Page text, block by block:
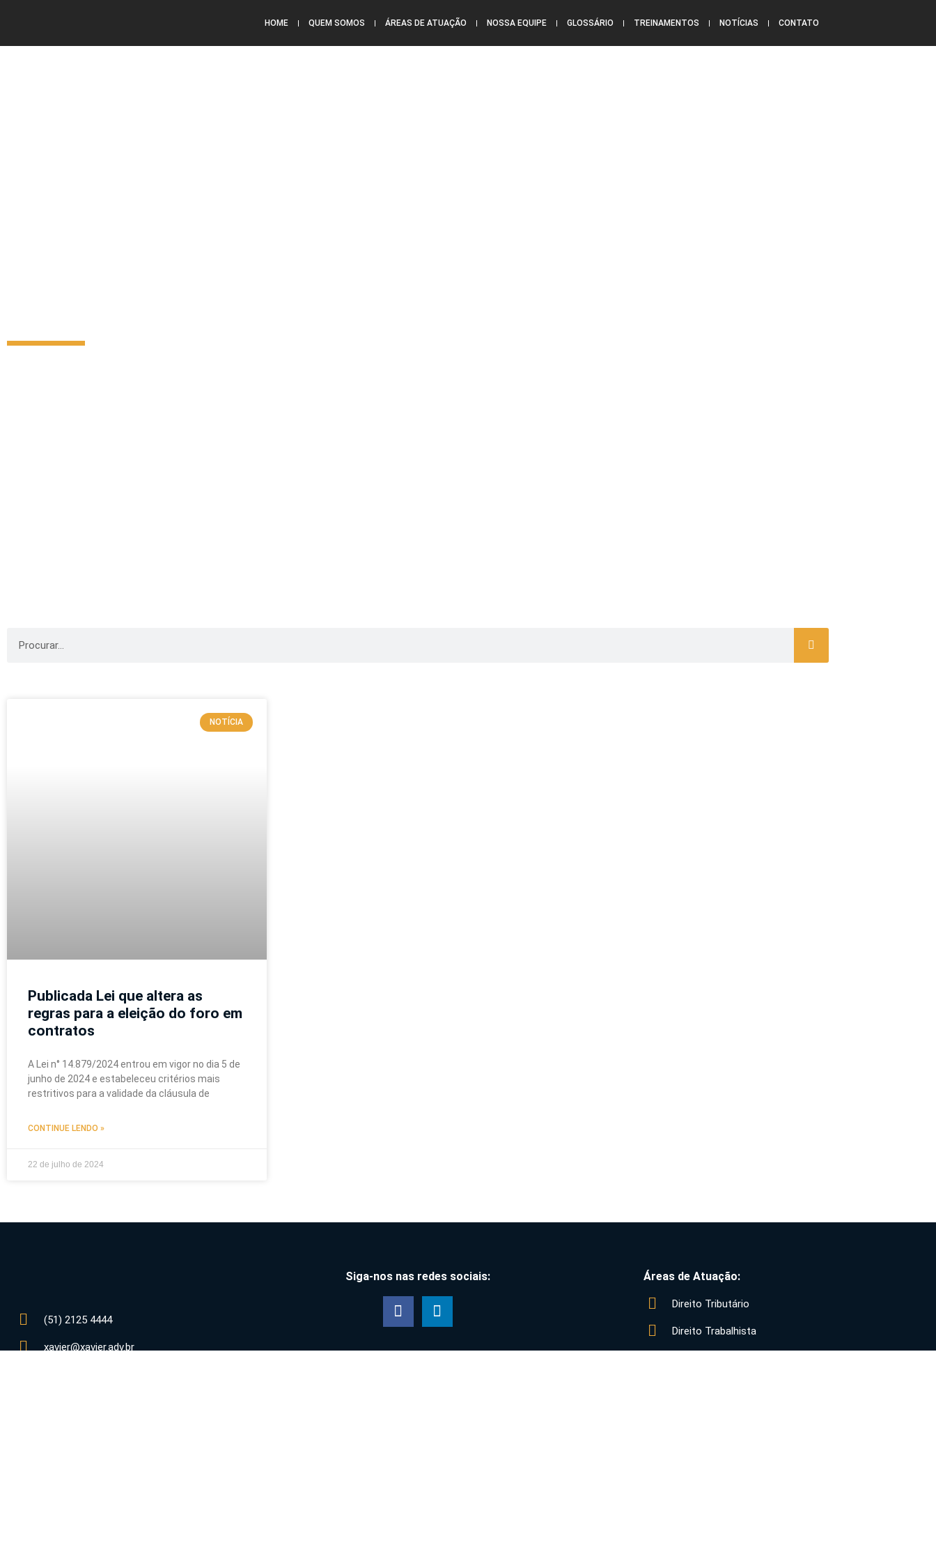
HOME QUEM SOMOS ÁREAS DE ATUAÇÃO NOSSA EQUIPE GLOSSÁRIO TREINAMENTOS NOTÍCIAS CONTATO
NOTÍCIA
Publicada Lei que altera as
regras para a eleição do foro em
contratos
A Lei n° 14.879/2024 entrou em vigor no dia 5 de
junho de 2024 e estabeleceu critérios mais
restritivos para a validade da cláusula de
CONTINUE LENDO »
22 de julho de 2024
(51) 2125 4444
xavier@xavier.adv.br
Siga-nos nas redes sociais: Áreas de Atuação:
Direito Tributário
Direito Trabalhista